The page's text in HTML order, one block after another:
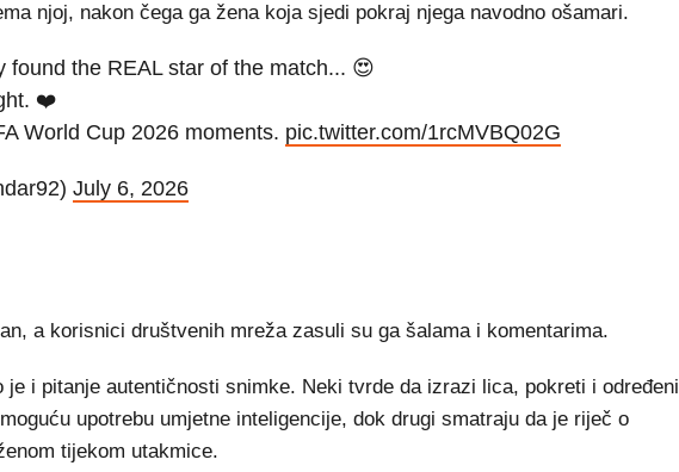
njoj, nakon čega ga žena koja sjedi pokraj njega navodno ošamari.
found the REAL star of the match... 😍
❤️
World Cup 2026 moments. pic.twitter.com/1rcMVBQ02G
July 6, 2026
a korisnici društvenih mreža zasuli su ga šalama i komentarima.
je i pitanje autentičnosti snimke. Neki tvrde da izrazi lica, pokreti i određeni
upotrebu umjetne inteligencije, dok drugi smatraju da je riječ o
tijekom utakmice.